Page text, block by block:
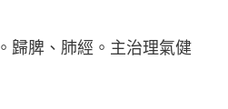
歸脾、肺經。主治理氣健